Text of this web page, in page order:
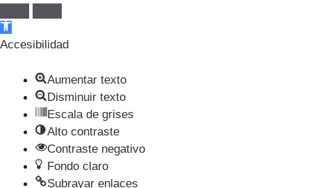
Abrir barra de herramientas
Accesibilidad
Aumentar texto
Disminuir texto
Escala de grises
Alto contraste
Contraste negativo
Fondo claro
Subrayar enlaces